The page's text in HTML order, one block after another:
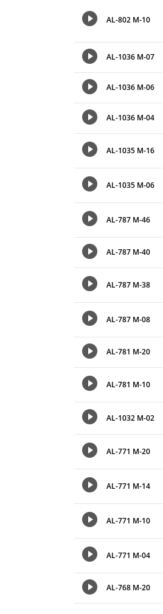
AL-802 M-10
AL-1036 M-07
AL-1036 M-06
AL-1036 M-04
AL-1035 M-16
AL-1035 M-06
AL-787 M-46
AL-787 M-40
AL-787 M-38
AL-787 M-08
AL-781 M-20
AL-781 M-10
AL-1032 M-02
AL-771 M-20
AL-771 M-14
AL-771 M-10
AL-771 M-04
AL-768 M-20